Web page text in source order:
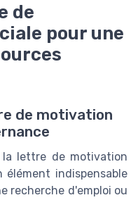
de
pour une
de motivation
la lettre de motivation
indispensable
recherche d'emploi ou